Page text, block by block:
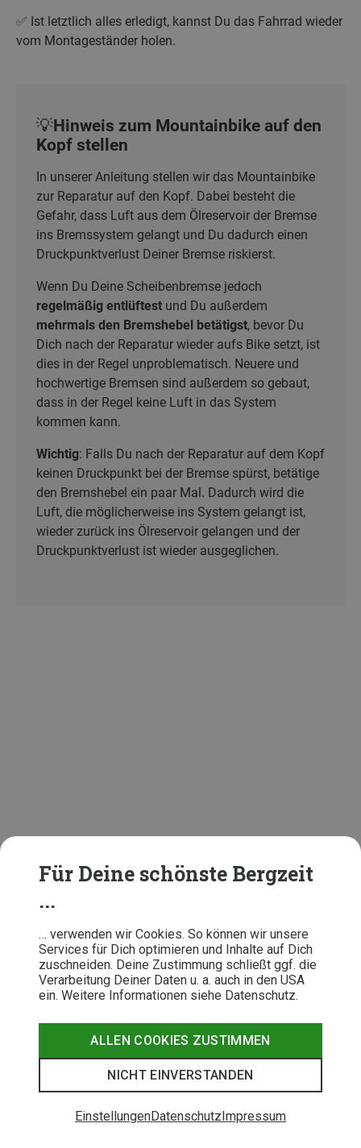
Für Deine schönste Bergzeit
...
… verwenden wir Cookies. So können wir unsere
Services für Dich optimieren und Inhalte auf Dich
zuschneiden. Deine Zustimmung schließt ggf. die
Verarbeitung Deiner Daten u. a. auch in den USA
ein. Weitere Informationen siehe Datenschutz.
ALLEN COOKIES ZUSTIMMEN
NICHT EINVERSTANDEN
EinstellungenDatenschutzImpressum
✅ Ist letztlich alles erledigt, kannst Du das Fahrrad wieder
vom Montageständer holen.
💡Hinweis zum Mountainbike auf den
Kopf stellen
In unserer Anleitung stellen wir das Mountainbike
zur Reparatur auf den Kopf. Dabei besteht die
Gefahr, dass Luft aus dem Ölreservoir der Bremse
ins Bremssystem gelangt und Du dadurch einen
Druckpunktverlust Deiner Bremse riskierst.
Wenn Du Deine Scheibenbremse jedoch
regelmäßig entlüftest und Du außerdem
mehrmals den Bremshebel betätigst, bevor Du
Dich nach der Reparatur wieder aufs Bike setzt, ist
dies in der Regel unproblematisch. Neuere und
hochwertige Bremsen sind außerdem so gebaut,
dass in der Regel keine Luft in das System
kommen kann.
Wichtig: Falls Du nach der Reparatur auf dem Kopf
keinen Druckpunkt bei der Bremse spürst, betätige
den Bremshebel ein paar Mal. Dadurch wird die
Luft, die möglicherweise ins System gelangt ist,
wieder zurück ins Ölreservoir gelangen und der
Druckpunktverlust ist wieder ausgeglichen.
Abschließende Tipps zum
Wechseln der Fahrrad-
Bremsbeläge
Die Bremsbeläge sollten am besten immerzuhause